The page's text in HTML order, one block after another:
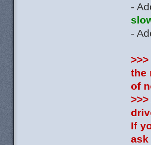
-
-
the
of
If
ask